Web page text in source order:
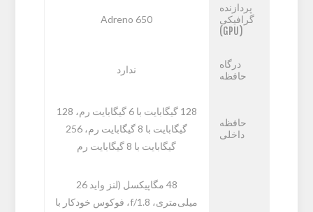
پردازنده
گرافیکی
(GPU)
Adreno 650
درگاه
حافظه
ندارد
حافظه
داخلی
128 گیگابایت با 6 گیگابایت رم، 128
گیگابایت با 8 گیگابایت رم، 256
گیگابایت با 8 گیگابایت رم
48 مگاپیکسل (لنز واید 26
میلی‌متری، f/1.8، فوکوس خودکار با